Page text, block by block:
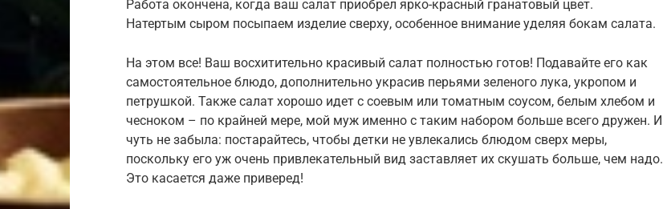
Работа окончена, когда ваш салат приобрел ярко-красный гранатовый цвет.
Натертым сыром посыпаем изделие сверху, особенное внимание уделяя бокам салата.
На этом все! Ваш восхитительно красивый салат полностью готов! Подавайте его как
самостоятельное блюдо, дополнительно украсив перьями зеленого лука, укропом и
петрушкой. Также салат хорошо идет с соевым или томатным соусом, белым хлебом и
чесноком – по крайней мере, мой муж именно с таким набором больше всего дружен. И
чуть не забыла: постарайтесь, чтобы детки не увлекались блюдом сверх меры,
поскольку его уж очень привлекательный вид заставляет их скушать больше, чем надо.
Это касается даже приверед!